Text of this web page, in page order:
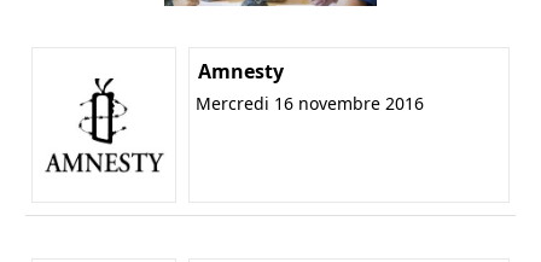
Amnesty
Mercredi 16 novembre 2016